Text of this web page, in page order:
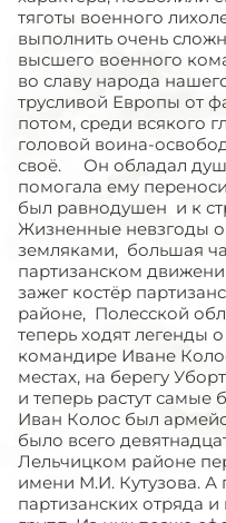
тяготы военного
выполнить очень
высшего военного
во славу народа
трусливой Европы от
по­том, среди всякого
головой воина-
своё. Он обладал
помогала ему
был равнодушен и к
Жизненные невзгоды
земляками, большая
партизанском
зажег костёр
районе, Полесской
теперь ходят легенды
командире Иване
местах, на берегу
и теперь растут
Иван Колос был
было всего
Лельчицком районе
имени М.И. Кутузова. А
партизанских отряда